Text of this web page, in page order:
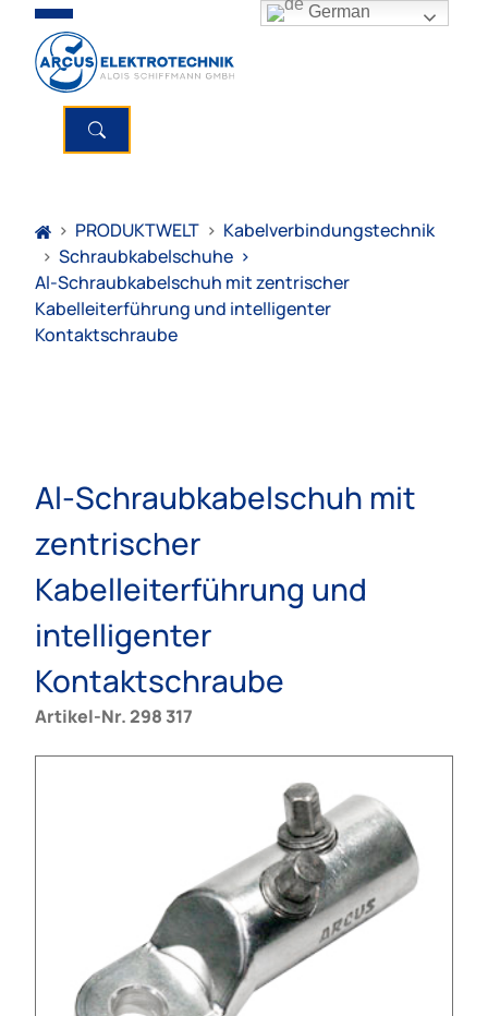
> PRODUKTWELT > Kabelverbindungstechnik
> Schraubkabelschuhe >
Al-Schraubkabelschuh mit zentrischer
Kabelleiterführung und intelligenter
Kontaktschraube
Al-Schraubkabelschuh mit
zentrischer
Kabelleiterführung und
intelligenter
Kontaktschraube
Artikel-Nr. 298 317
German